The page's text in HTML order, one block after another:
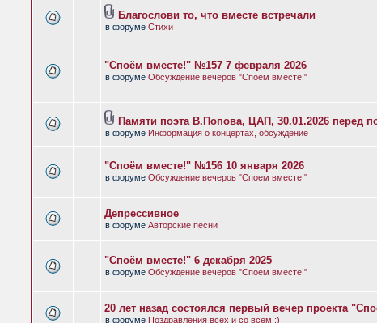
Благослови то, что вместе встречали
в форуме Стихи
"Споём вместе!" №157 7 февраля 2026
в форуме Обсуждение вечеров "Споем вместе!"
Памяти поэта В.Попова, ЦАП, 30.01.2026 перед
в форуме Информация о концертах, обсуждение
"Споём вместе!" №156 10 января 2026
в форуме Обсуждение вечеров "Споем вместе!"
Депрессивное
в форуме Авторские песни
"Споём вместе!" 6 декабря 2025
в форуме Обсуждение вечеров "Споем вместе!"
20 лет назад состоялся первый вечер проекта
в форуме Поздравления всех и со всем :)